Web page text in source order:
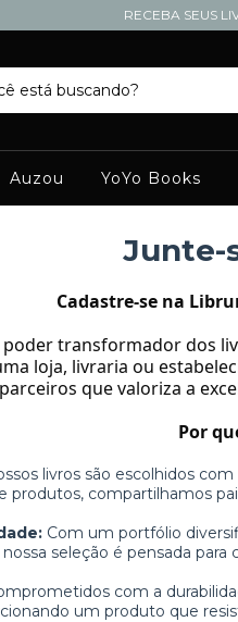
RECEBA SEUS
Auzou YoYo Books
Junte-
Cadastre-se na
transformador dos
loja, livraria ou
que valoriza a
Por
livros são escolhidos
produtos, compartilhamos
Com um portfólio
seleção é pensada
com a
um produto que